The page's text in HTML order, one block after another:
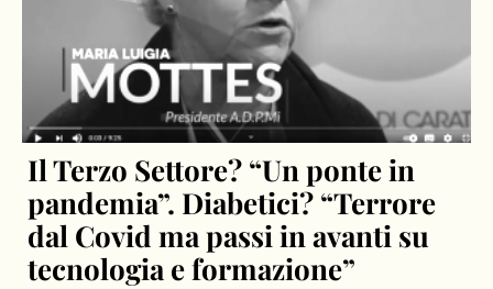
Il Terzo Settore? “Un ponte in
pandemia”. Diabetici? “Terrore
dal Covid ma passi in avanti su
tecnologia e formazione”